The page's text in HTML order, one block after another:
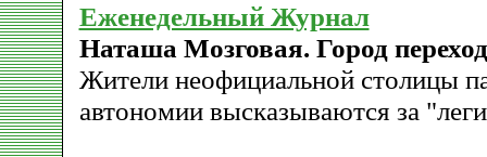
Еженедельный Журнал
Наташа Мозговая. Город
Жители неофициальной столицы
автономии высказываются за